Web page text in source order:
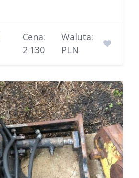
Cena:
2 130
Waluta:
PLN